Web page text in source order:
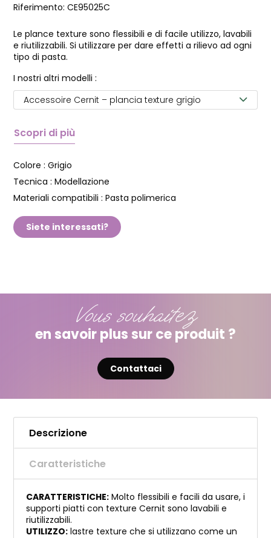
Riferimento: CE95025C
Le plance texture sono flessibili e di facile utilizzo, lavabili
e riutilizzabili. Si utilizzare per dare effetti a rilievo ad ogni
tipo di pasta.
I nostri altri modelli :
Accessoire Cernit – plancia texture grigio
Scopri di più
Colore : Grigio
Tecnica : Modellazione
Materiali compatibili : Pasta polimerica
Siete interessati?
Vous souhaitez
en savoir plus sur ce produit ?
Contattaci
Descrizione
Caratteristiche
CARATTERISTICHE: Molto flessibili e facili da usare, i
supporti piatti con texture Cernit sono lavabili e
riutilizzabili.
UTILIZZO: lastre texture che si utilizzano come un